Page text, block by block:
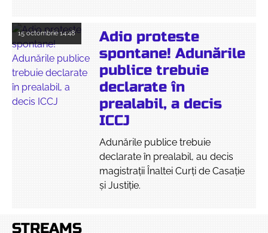
15 octombrie14:48
Adio proteste
spontane! Adunările
publice trebuie
declarate în
prealabil, a decis
ICCJ
Adunările publice trebuie
declarate în prealabil, au decis
magistrații Înaltei Curți de Casație
și Justiție.
STREAMS